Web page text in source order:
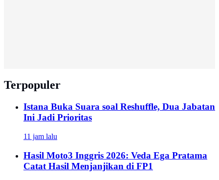
Terpopuler
Istana Buka Suara soal Reshuffle, Dua Jabatan
Ini Jadi Prioritas
11 jam lalu
Hasil Moto3 Inggris 2026: Veda Ega Pratama
Catat Hasil Menjanjikan di FP1